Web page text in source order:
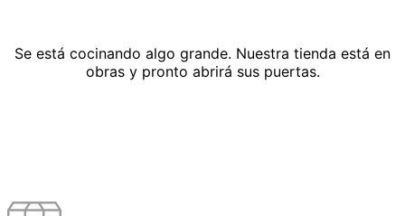
Se está cocinando algo grande. Nuestra tienda está en
obras y pronto abrirá sus puertas.